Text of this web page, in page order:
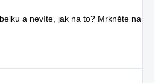
a nevíte, jak na to? Mrkněte na